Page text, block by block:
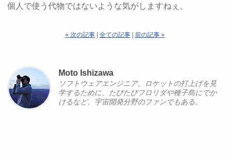
個人で使う代物ではないような気がしますねぇ。
« 次の記事 全ての記事 前の記事 »
Moto Ishizawa
ソフトウェアエンジニア。ロケットの打上げを見
学するために、たびたびフロリダや種子島にでか
けるなど、宇宙開発分野のファンでもある。